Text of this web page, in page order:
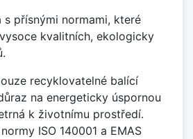
s přísnými normami, které
kvalitních, ekologicky
recyklovatelné balící
na energeticky úspornou
k životnímu prostředí.
ISO 140001 a EMAS